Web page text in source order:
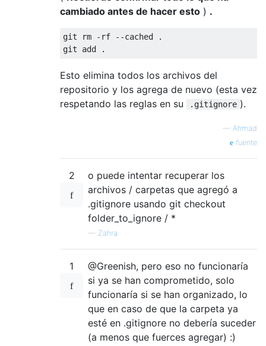
cambiado antes de hacer esto ) .
git rm -rf --cached .
Esto elimina todos los archivos del
repositorio y los agrega de nuevo (esta vez
respetando las reglas en su
.gitignore ).
— Ahmad
fuente
2
o puede intentar recuperar los
archivos / carpetas que agregó a
.gitignore usando git checkout
folder_to_ignore / *
— Zahra
1
@Greenish, pero eso no funcionaría
si ya se han comprometido, solo
funcionaría si se han organizado, lo
que en caso de que la carpeta ya
esté en .gitignore no debería suceder
(a menos que fuerces agregar) :)